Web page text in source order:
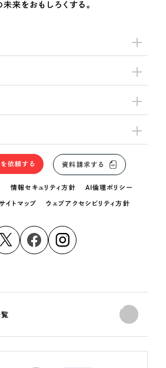
来をおもしろくする。
依頼する 資料請求する
情報セキュリティ方針 AI倫理ポリシー
イトマップ ウェブアクセシビリティ方針